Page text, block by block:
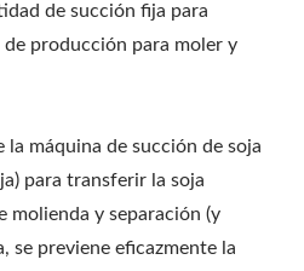
de succión fija para
de producción para moler y
la máquina de succión de soja
para transferir la soja
molienda y separación (y
se previene eficazmente la